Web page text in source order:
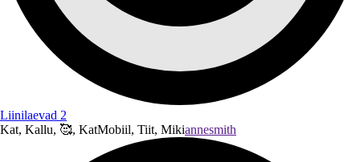
Liinilaevad 2
Kat, Kallu, 🥰, KatMobiil, Tiit, Mikiannesmith